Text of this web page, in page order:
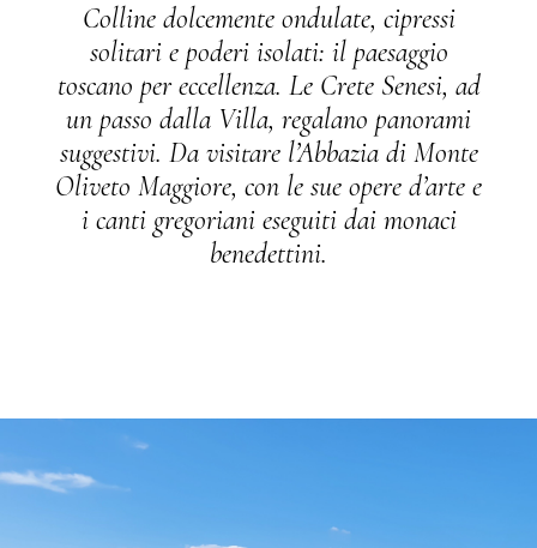
Colline dolcemente ondulate, cipressi
solitari e poderi isolati: il paesaggio
toscano per eccellenza. Le Crete Senesi, ad
un passo dalla Villa, regalano panorami
suggestivi. Da visitare l’Abbazia di Monte
Oliveto Maggiore, con le sue opere d’arte e
i canti gregoriani eseguiti dai monaci
benedettini.